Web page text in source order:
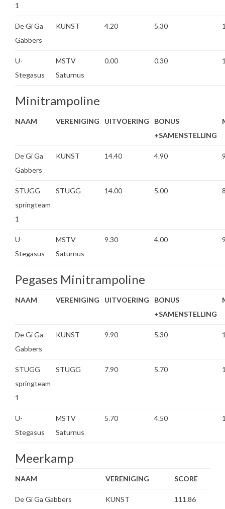
1
De Gi Ga
Gabbers
KUNST 4.20 5.30
U-
Stegasus
MSTV
Saturnus
0.00 0.30
Minitrampoline
NAAM VERENIGING UITVOERING
BONUS
+SAMENSTELLING
De Gi Ga
Gabbers
KUNST 14.40 4.90
STUGG
springteam
1
STUGG 14.00 5.00
U-
Stegasus
MSTV
Saturnus
9.30 4.00
Pegases Minitrampoline
NAAM VERENIGING UITVOERING
BONUS
+SAMENSTELLING
De Gi Ga
Gabbers
KUNST 9.90 5.30
STUGG
springteam
1
STUGG 7.90 5.70
U-
Stegasus
MSTV
Saturnus
5.70 4.50
Meerkamp
NAAM VERENIGING SCORE
De Gi Ga Gabbers KUNST 111.86